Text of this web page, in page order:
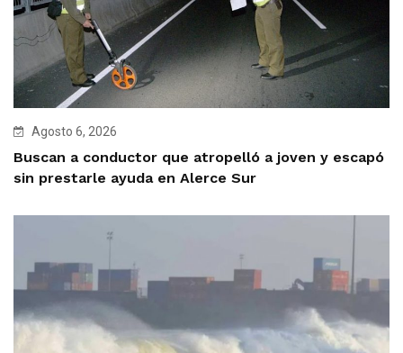
Agosto 6, 2026
Buscan a conductor que atropelló a joven y escapó
sin prestarle ayuda en Alerce Sur